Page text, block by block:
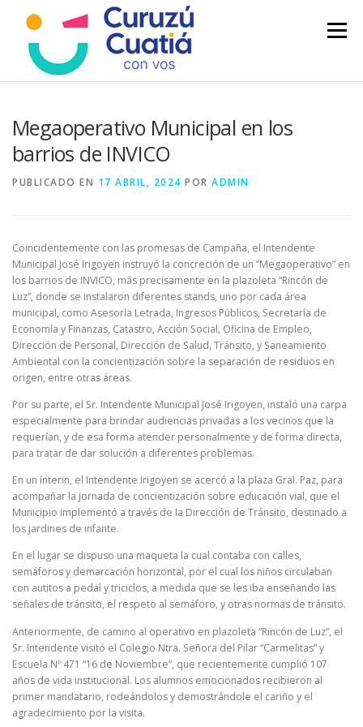
contenido
Menú
Megaoperativo Municipal en los
barrios de INVICO
PUBLICADO EN 17 ABRIL, 2024 POR ADMIN
Coincidentemente con las promesas de Campaña, el Intendente
Municipal José Irigoyen instruyó la concreción de un “Megaoperativo” en
los barrios de INVICO, más precisamente en la plazoleta “Rincón de
Luz”, donde se instalaron diferentes stands, uno por cada área
municipal, como Asesoría Letrada, Ingresos Públicos, Secretaría de
Economía y Finanzas, Catastro, Acción Social, Oficina de Empleo,
Dirección de Personal, Dirección de Salud, Tránsito, y Saneamiento
Ambiental con la concientización sobre la separación de residuos en
origen, entre otras áreas.
Por su parte, el Sr. Intendente Municipal José Irigoyen, instaló una carpa
especialmente para brindar audiencias privadas a los vecinos que la
requerían, y de esa forma atender personalmente y de forma directa,
para tratar de dar solución a diferentes problemas.
En un ínterin, el Intendente Irigoyen se acercó a la plaza Gral. Paz, para
acompañar la jornada de concientización sobre educación vial, que el
Municipio implementó a través de la Dirección de Tránsito, destinado a
los jardines de infante.
En el lugar se dispuso una maqueta la cual contaba con calles,
semáforos y demarcación horizontal, por el cual los niños circulaban
con autitos a pedal y triciclos, a medida que se les iba enseñando las
señales de tránsito, el respeto al semáforo, y otras normas de tránsito.
Anteriormente, de camino al operativo en plazoleta “Rincón de Luz”, el
Sr. Intendente visitó el Colegio Ntra. Señora del Pilar “Carmelitas” y
Escuela Nº 471 “16 de Noviembre”, que recientemente cumplió 107
años de vida institucional. Los alumnos emocionados recibieron al
primer mandatario, rodeándolos y demostrándole el cariño y el
agradecimiento por la visita.